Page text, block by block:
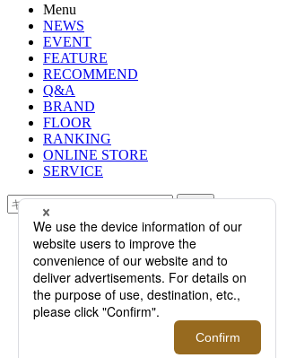
Menu
NEWS
EVENT
FEATURE
RECOMMEND
Q&A
BRAND
FLOOR
RANKING
ONLINE STORE
SERVICE
TOP
PHOTO
この秋注目すべきスリッポンとドレ
ススニーカー。＜フェランテ＞＜カ
メルレンゴ＞の定番から新作まで一